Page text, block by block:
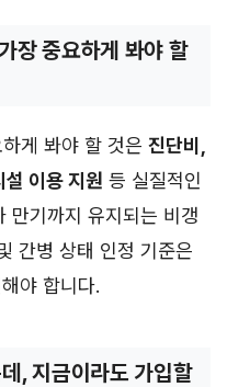
장 중요하게 봐야 할
게 봐야 할 것은 진단비,
설 이용 지원 등 실질적인
만기까지 유지되는 비갱
간병 상태 인정 기준은
야 합니다.
, 지금이라도 가입할